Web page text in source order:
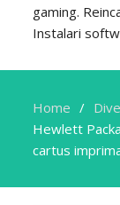
gaming.
Instalari
Home
Hewlett
cartus